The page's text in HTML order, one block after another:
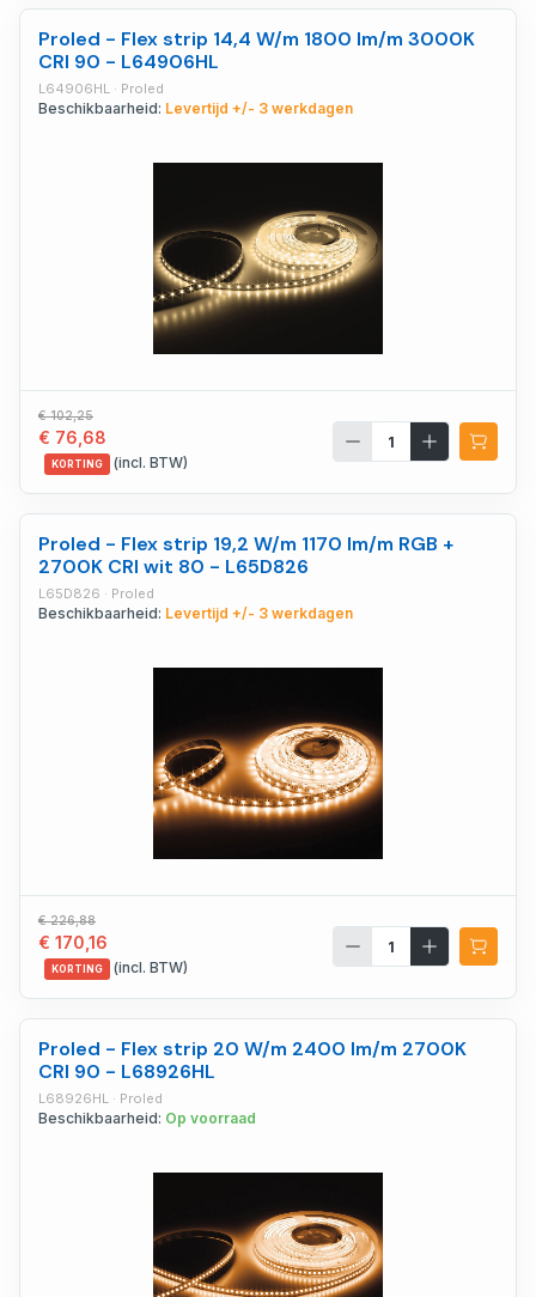
Proled - Flex strip 14,4 W/m 1800 lm/m 3000K
CRI 90 - L64906HL
L64906HL · Proled
Beschikbaarheid: Levertijd +/- 3 werkdagen
€ 102,25
€ 76,68
KORTING (incl. BTW)
Proled - Flex strip 19,2 W/m 1170 lm/m RGB +
2700K CRI wit 80 - L65D826
L65D826 · Proled
Beschikbaarheid: Levertijd +/- 3 werkdagen
€ 226,88
€ 170,16
KORTING (incl. BTW)
Proled - Flex strip 20 W/m 2400 lm/m 2700K
CRI 90 - L68926HL
L68926HL · Proled
Beschikbaarheid: Op voorraad